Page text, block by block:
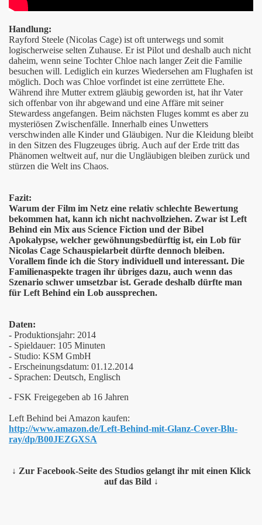
Handlung:
Rayford Steele (Nicolas Cage) ist oft unterwegs und somit
logischerweise selten Zuhause. Er ist Pilot und deshalb auch nicht
daheim, wenn seine Tochter Chloe nach langer Zeit die Familie
besuchen will. Lediglich ein kurzes Wiedersehen am Flughafen ist
möglich. Doch was Chloe vorfindet ist eine zerrüttete Ehe.
Während ihre Mutter extrem gläubig geworden ist, hat ihr Vater
sich offenbar von ihr abgewand und eine Affäre mit seiner
Stewardess angefangen. Beim nächsten Fluges kommt es aber zu
mysteriösen Zwischenfälle. Innerhalb eines Unwetters
verschwinden alle Kinder und Gläubigen. Nur die Kleidung bleibt
in den Sitzen des Flugzeuges übrig. Auch auf der Erde tritt das
Phänomen weltweit auf, nur die Ungläubigen bleiben zurück und
stürzen die Welt ins Chaos.
Fazit:
Warum der Film im Netz eine relativ schlechte Bewertung
bekommen hat, kann ich nicht nachvollziehen. Zwar ist Left
Behind ein Mix aus Science Fiction und der Bibel
Apokalypse, welcher gewöhnungsbedürftig ist, ein Lob für
Nicolas Cage Schauspielarbeit dürfte dennoch bleiben.
Vorallem finde ich die Story individuell und interessant. Die
Familienaspekte tragen ihr übriges dazu, auch wenn das
Szenario schwer umsetzbar ist. Gerade deshalb dürfte man
für Left Behind ein Lob aussprechen.
Daten:
- Produktionsjahr: 2014
- Spieldauer: 105 Minuten
- Studio: KSM GmbH
- Erscheinungsdatum: 01.12.2014
- Sprachen: Deutsch, Englisch
- FSK Freigegeben ab 16 Jahren
Left Behind bei Amazon kaufen:
http://www.amazon.de/Left-Behind-mit-Glanz-Cover-Blu-
ray/dp/B00JEZGXSA
↓ Zur Facebook-Seite des Studios gelangt ihr mit einen Klick
auf das Bild ↓
tiefer!
Besseres
Die Toten Hosen